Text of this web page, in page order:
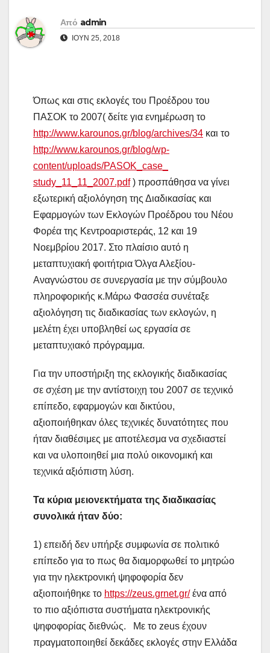
Από admin
ΙΟΎΝ 25, 2018
Όπως και στις εκλογές του Προέδρου του
ΠΑΣΟΚ το 2007( δείτε για ενημέρωση το
http://www.karounos.gr/blog/archives/34 και το
http://www.karounos.gr/blog/wp-
content/uploads/PASOK_case_
study_11_11_2007.pdf) προσπάθησα να γίνει
εξωτερική αξιολόγηση της Διαδικασίας και
Εφαρμογών των Εκλογών Προέδρου του Νέου
Φορέα της Κεντροαριστεράς, 12 και 19
Νοεμβρίου 2017. Στο πλαίσιο αυτό η
μεταπτυχιακή φοιτήτρια Όλγα Αλεξίου-
Αναγνώστου σε συνεργασία με την σύμβουλο
πληροφορικής κ.Μάρω Φασσέα συνέταξε
αξιολόγηση τις διαδικασίας των εκλογών, η
μελέτη έχει υποβληθεί ως εργασία σε
μεταπτυχιακό πρόγραμμα.
Για την υποστήριξη της εκλογικής διαδικασίας
σε σχέση με την αντίστοιχη του 2007 σε τεχνικό
επίπεδο, εφαρμογών και δικτύου,
αξιοποιήθηκαν όλες τεχνικές δυνατότητες που
ήταν διαθέσιμες με αποτέλεσμα να σχεδιαστεί
και να υλοποιηθεί μια πολύ οικονομική και
τεχνικά αξιόπιστη λύση.
Τα κύρια μειονεκτήματα της διαδικασίας
συνολικά ήταν δύο:
1) επειδή δεν υπήρξε συμφωνία σε πολιτικό
επίπεδο για το πως θα διαμορφωθεί το μητρώο
για την ηλεκτρονική ψηφοφορία δεν
αξιοποιήθηκε το https://zeus.grnet.gr/ένα από
το πιο αξιόπιστα συστήματα ηλεκτρονικής
ψηφοφορίας διεθνώς. Με το zeus έχουν
πραγματοποιηθεί δεκάδες εκλογές στην Ελλάδα